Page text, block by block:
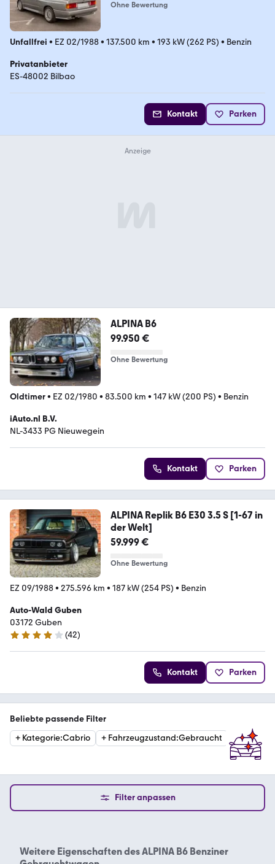
Ohne Bewertung
Unfallfrei • EZ 02/1988• 137.500 km • 193 kW (262 PS) • Benzin
Privatanbieter
ES-48002 Bilbao
Kontakt Parken
ALPINA B6
99.950 €
Ohne Bewertung
Oldtimer• EZ 02/1980 • 83.500 km • 147 kW (200 PS) • Benzin
iAuto.nl B.V.
NL-3433 PG Nieuwegein
Kontakt Parken
ALPINA Replik B6 E30 3.5 S [1-67 in
der Welt]
59.999 €
Ohne Bewertung
EZ 09/1988• 275.596 km • 187 kW (254 PS) • Benzin
Auto-Wald Guben
03172 Guben
4.2 Sterne
(42)
Kontakt Parken
Beliebte passende Filter
+ Kategorie:Cabrio + Fahrzeugzustand:Gebraucht +
Filter anpassen
Weitere Eigenschaften desALPINA B6 Benziner